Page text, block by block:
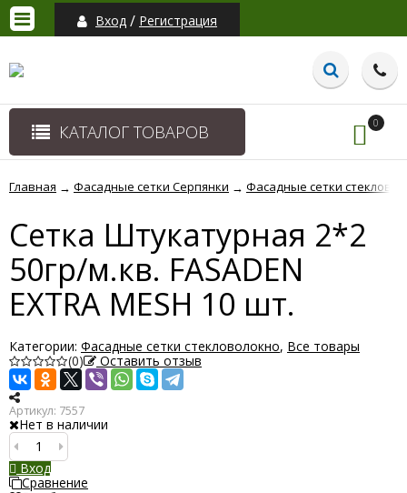
Вход / Регистрация
КАТАЛОГ ТОВАРОВ 0
Главная → Фасадные сетки Серпянки → Фасадные сетки
Сетка Штукатурная 2*2
50гр/м.кв. FASADEN
EXTRA MESH 10 шт.
Категории: Фасадные сетки стекловолокно, Все товары
(0)
Оставить отзыв
Артикул: 7557
Нет в наличии
Вход
Сравнение